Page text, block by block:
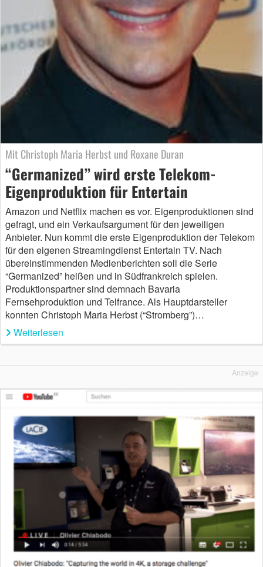
Mit Christoph Maria Herbst und Roxane Duran
“Germanized” wird erste Telekom-
Eigenproduktion für Entertain
Amazon und Netflix machen es vor. Eigenproduktionen sind
gefragt, und ein Verkaufsargument für den jeweiligen
Anbieter. Nun kommt die erste Eigenproduktion der Telekom
für den eigenen Streamingdienst Entertain TV. Nach
übereinstimmenden Medienberichten soll die Serie
“Germanized” heißen und in Südfrankreich spielen.
Produktionspartner sind demnach Bavaria
Fernsehproduktion und Telfrance. Als Hauptdarsteller
konnten Christoph Maria Herbst (“Stromberg”)…
Weiterlesen
Anzeige